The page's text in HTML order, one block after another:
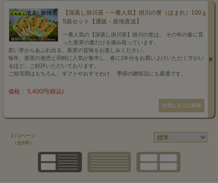
【深蒸し掛川茶・一番人気】掛川の誉（ほまれ）100ｇ
5袋セット【通販・産地直送】
一番人気の【深蒸し掛川茶】掛川の誉は、 その年の春に育
った新芽の葉だけを摘み取っています。
若い芽からあふれ出る、新芽の旨味をお楽しみください。
毎年、新茶の発売と同時に人気が集中し、春に1年分をお買い上げいただく方がい
るほど、ご好評いただいております。
ご自宅用はもちろん、ギフトやおすそわけ、 季節の贈答品にも最適です。
価格： 5,400円(税込)
1 / 1ページ
（全6件）